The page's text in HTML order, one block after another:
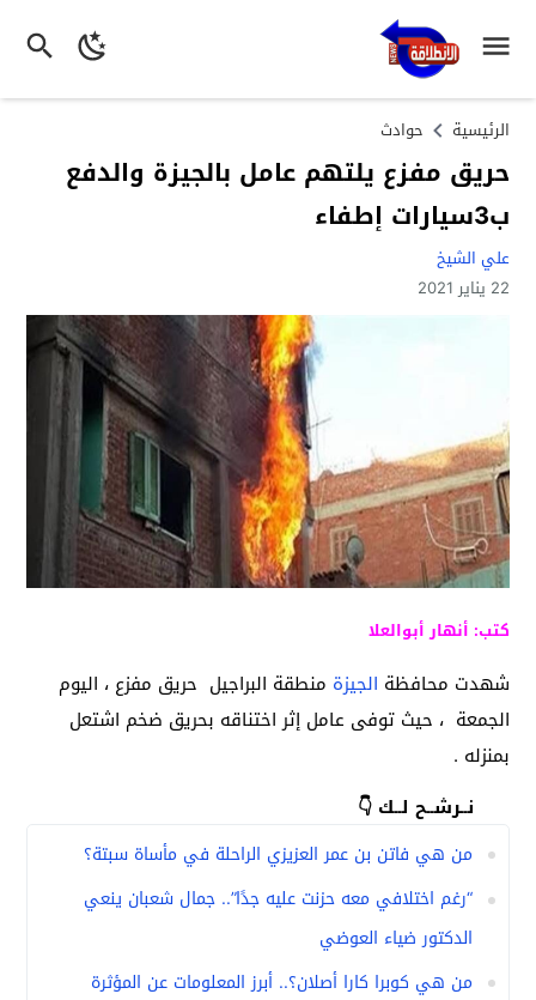
الرئيسية حوادث
حريق مفزع يلتهم عامل بالجيزة والدفع
ب3سيارات إطفاء
علي الشيخ
22 يناير 2021
كتب: أنهار أبوالعلا
شهدت محافظة الجيزة منطقة البراجيل حريق مفزع ، اليوم
الجمعة ، حيث توفى عامل إثر اختناقه بحريق ضخم اشتعل
بمنزله .
نــرشــح لــك 👇
من هي فاتن بن عمر العزيزي الراحلة في مأساة سبتة؟
“رغم اختلافي معه حزنت عليه جدًا”.. جمال شعبان ينعي
الدكتور ضياء العوضي
من هي كوبرا كارا أصلان؟.. أبرز المعلومات عن المؤثرة